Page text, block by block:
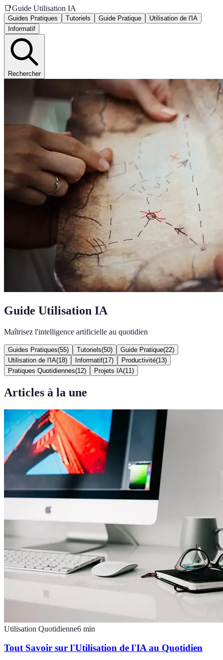
📑Guide Utilisation IA
Guides Pratiques Tutoriels Guide Pratique
Utilisation de l'IA
Informatif
Rechercher
Guide Utilisation IA
Maîtrisez l'intelligence artificielle au quotidien
Guides Pratiques(55) Tutoriels(50) Guide Pratique(22)
Utilisation de l'IA(18) Informatif(17) Productivité(13)
Pratiques Quotidiennes(12) Projets IA(11 )
Articles à la une
Utilisation Quotidienne6 min
Tout Savoir sur l'Utilisation de l'IA au Quotidien